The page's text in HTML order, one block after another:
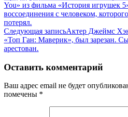
по
записям
You» из фильма «История игрушек
воссоединения с человеком,
потерял.
Следующая записьАктер Джеймс
«Топ Ган: Маверик», был зарезан.
арестован.
Оставить комментарий
Ваш адрес email не будет
помечены *